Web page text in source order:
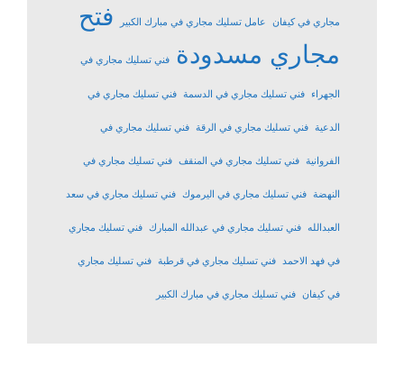
مجاري في كيفان عامل تسليك مجاري في مبارك الكبير
فتح
مجاري مسدودة
فني تسليك مجاري في
الجهراء فني تسليك مجاري في الدسمة فني تسليك مجاري في
الدعية فني تسليك مجاري في الرقة فني تسليك مجاري في
الفروانية فني تسليك مجاري في المنقف فني تسليك مجاري في
النهضة فني تسليك مجاري في اليرموك فني تسليك مجاري في سعد
العبدالله فني تسليك مجاري في عبدالله المبارك فني تسليك مجاري
في فهد الاحمد فني تسليك مجاري في قرطبة فني تسليك مجاري
في كيفان فني تسليك مجاري في مبارك الكبير